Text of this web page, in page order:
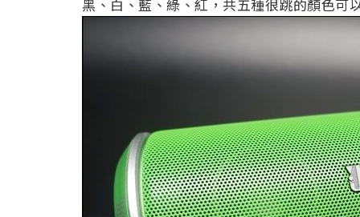
黑、白、藍、綠、紅，共五種很跳的顏色可